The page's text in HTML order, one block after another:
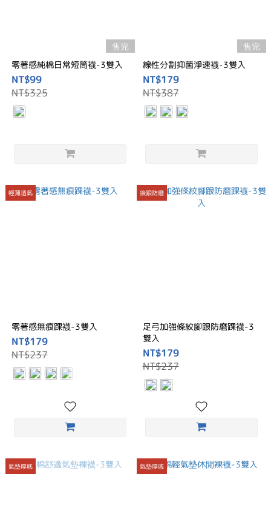
售完
零著感純棉日常短筒襪-3雙入
NT$99
NT$325
售完
線性分割抑菌淨速襪-3雙入
NT$179
NT$387
輕薄透氣
零著感無痕踝襪-3雙入
NT$179
NT$237
後跟防磨
足弓加強條紋腳跟防磨踝襪-3
雙入
NT$179
NT$237
氣墊厚底 氣墊厚底